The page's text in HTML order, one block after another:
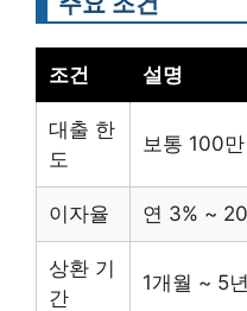
조건 설명
대출 한
도
보통 100
이자율 연 3% ~
상환 기
간
1개월 ~ 5